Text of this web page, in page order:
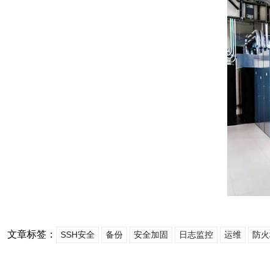
文章标签： SSH安全 备份 安全加固 日志监控 运维 防